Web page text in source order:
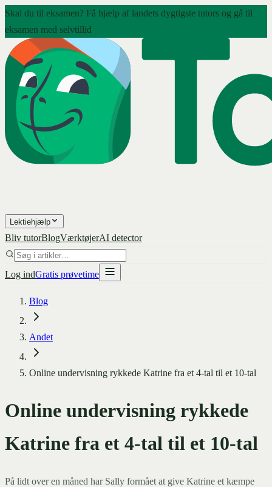
Skal du til eksamen? Få hjælp af landets dygtigste tutors og gå til
eksamen med selvtillid
Lektiehjælp
Bliv tutorBlogVærktøjerAI detector
Log indGratis prøvetime
Blog
Andet
Online undervisning rykkede Katrine fra et 4-tal til et 10-tal
Online undervisning rykkede
Katrine fra et 4-tal til et 10-tal
På lidt over en måned har Sally formået at give Katrine et kæmpe